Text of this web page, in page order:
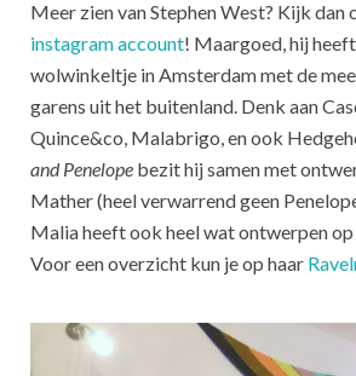
Meer zien van Stephen West? Kijk dan
instagram account! Maargoed, hij
wolwinkeltje in Amsterdam met de
garens uit het buitenland. Denk aan
Quince&co, Malabrigo, en ook
and Penelope bezit hij samen met
Mather (heel verwarrend geen
Malia heeft ook heel wat ontwerpen op
Voor een overzicht kun je op haar